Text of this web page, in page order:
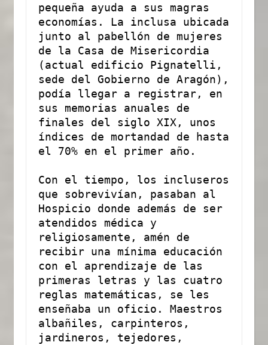
pequeña ayuda a sus magras
economías. La inclusa ubicada
junto al pabellón de mujeres
de la Casa de Misericordia
(actual edificio Pignatelli,
sede del Gobierno de Aragón),
podía llegar a registrar, en
sus memorias anuales de
finales del siglo XIX, unos
índices de mortandad de hasta
el 70% en el primer año.
Con el tiempo, los incluseros
que sobrevivían, pasaban al
Hospicio donde además de ser
atendidos médica y
religiosamente, amén de
recibir una mínima educación
con el aprendizaje de las
primeras letras y las cuatro
reglas matemáticas, se les
enseñaba un oficio. Maestros
albañiles, carpinteros,
jardineros, tejedores,